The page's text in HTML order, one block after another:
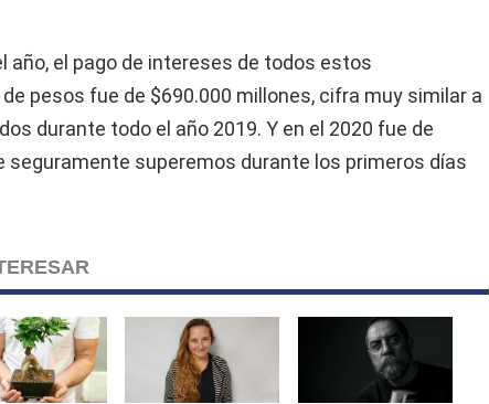
año, el pago de intereses de todos estos
pesos fue de $690.000 millones, cifra muy similar a
durante todo el año 2019. Y en el 2020 fue de
seguramente superemos durante los primeros días